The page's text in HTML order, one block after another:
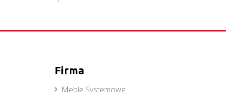
Firma
Meble Systemowe